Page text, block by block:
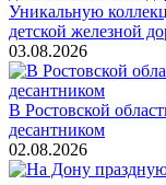
Уникальную
детской железной
03.08.2026
В Ростовской
десантником
02.08.2026